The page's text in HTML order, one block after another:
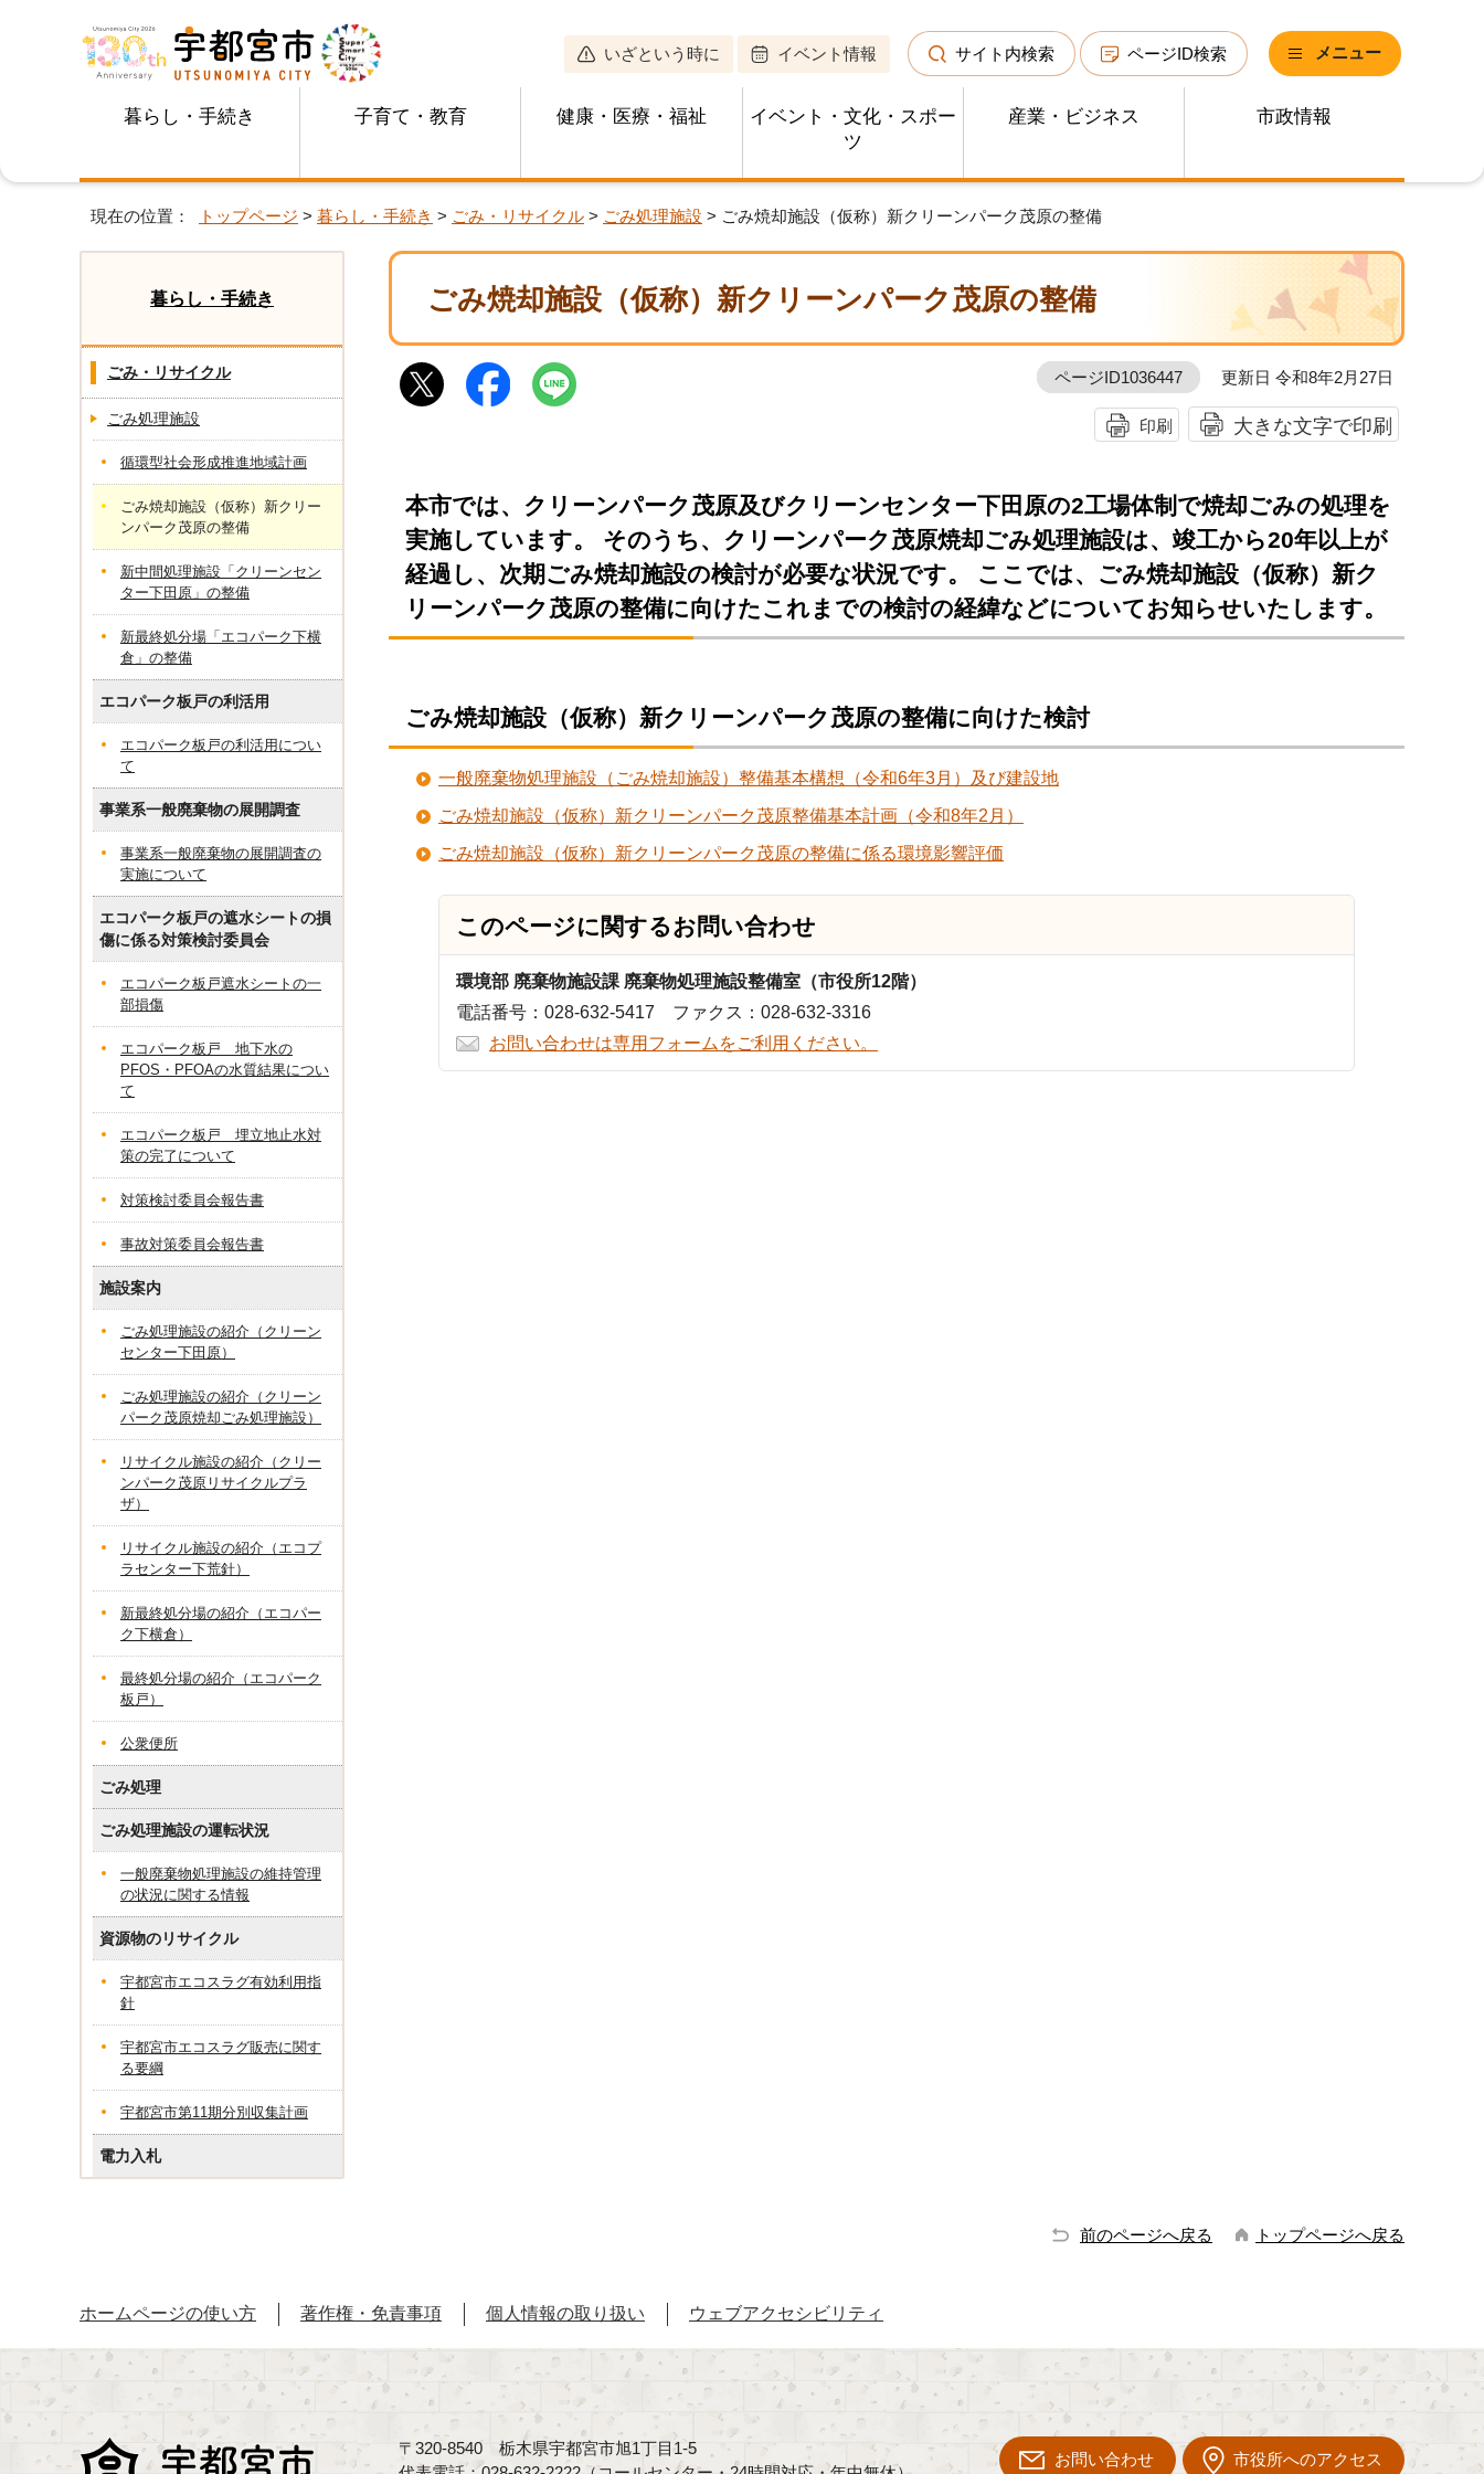
いざという時に イベント情報 サイト内検索 ページID検索 メニュー
暮らし・手続き 子育て・教育 健康・医療・福祉
イベント・文化・スポー
ツ
産業・ビジネス 市政情報
現在の位置： トップページ > 暮らし・手続き > ごみ・リサイクル > ごみ処理施設 > ごみ焼却施設（仮称）新クリーンパーク茂原の整備
ごみ焼却施設（仮称）新クリーンパーク茂原の整備
ページID1036447 更新日 令和8年2月27日
印刷 大きな文字で印刷
本市では、クリーンパーク茂原及びクリーンセンター下田原の2工場体制で焼却ごみの処理を
実施しています。 そのうち、クリーンパーク茂原焼却ごみ処理施設は、竣工から20年以上が
経過し、次期ごみ焼却施設の検討が必要な状況です。 ここでは、ごみ焼却施設（仮称）新ク
リーンパーク茂原の整備に向けたこれまでの検討の経緯などについてお知らせいたします。
ごみ焼却施設（仮称）新クリーンパーク茂原の整備に向けた検討
一般廃棄物処理施設（ごみ焼却施設）整備基本構想（令和6年3月）及び建設地
ごみ焼却施設（仮称）新クリーンパーク茂原整備基本計画（令和8年2月）
ごみ焼却施設（仮称）新クリーンパーク茂原の整備に係る環境影響評価
このページに関するお問い合わせ
環境部 廃棄物施設課 廃棄物処理施設整備室（市役所12階）
電話番号：028-632-5417 ファクス：028-632-3316
お問い合わせは専用フォームをご利用ください。
暮らし・手続き
ごみ・リサイクル
ごみ処理施設
循環型社会形成推進地域計画
ごみ焼却施設（仮称）新クリー
ンパーク茂原の整備
新中間処理施設「クリーンセン
ター下田原」の整備
新最終処分場「エコパーク下横
倉」の整備
エコパーク板戸の利活用
エコパーク板戸の利活用につい
て
事業系一般廃棄物の展開調査
事業系一般廃棄物の展開調査の
実施について
エコパーク板戸の遮水シートの損
傷に係る対策検討委員会
エコパーク板戸遮水シートの一
部損傷
エコパーク板戸 地下水の
PFOS・PFOAの水質結果につい
て
エコパーク板戸 埋立地止水対
策の完了について
対策検討委員会報告書
事故対策委員会報告書
施設案内
ごみ処理施設の紹介（クリーン
センター下田原）
ごみ処理施設の紹介（クリーン
パーク茂原焼却ごみ処理施設）
リサイクル施設の紹介（クリー
ンパーク茂原リサイクルプラ
ザ）
リサイクル施設の紹介（エコプ
ラセンター下荒針）
新最終処分場の紹介（エコパー
ク下横倉）
最終処分場の紹介（エコパーク
板戸）
公衆便所
ごみ処理
ごみ処理施設の運転状況
一般廃棄物処理施設の維持管理
の状況に関する情報
資源物のリサイクル
宇都宮市エコスラグ有効利用指
針
宇都宮市エコスラグ販売に関す
る要綱
宇都宮市第11期分別収集計画
電力入札
前のページへ戻る トップページへ戻る
ホームページの使い方 著作権・免責事項 個人情報の取り扱い ウェブアクセシビリティ
〒320-8540 栃木県宇都宮市旭1丁目1-5
お問い合わせ 市役所へのアクセス